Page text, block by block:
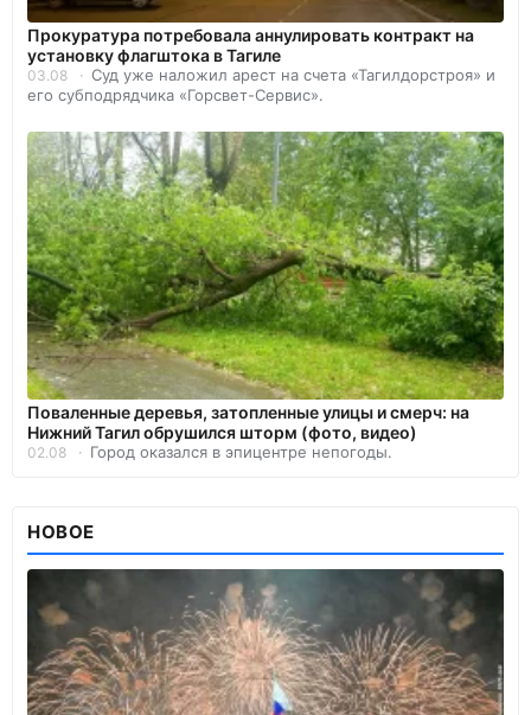
Прокуратура потребовала аннулировать контракт на
установку флагштока в Тагиле
03.08
Суд уже наложил арест на счета «Тагилдорстроя» и
его субподрядчика «Горсвет-Сервис».
Поваленные деревья, затопленные улицы и смерч: на
Нижний Тагил обрушился шторм (фото, видео)
02.08 Город оказался в эпицентре непогоды.
НОВОЕ